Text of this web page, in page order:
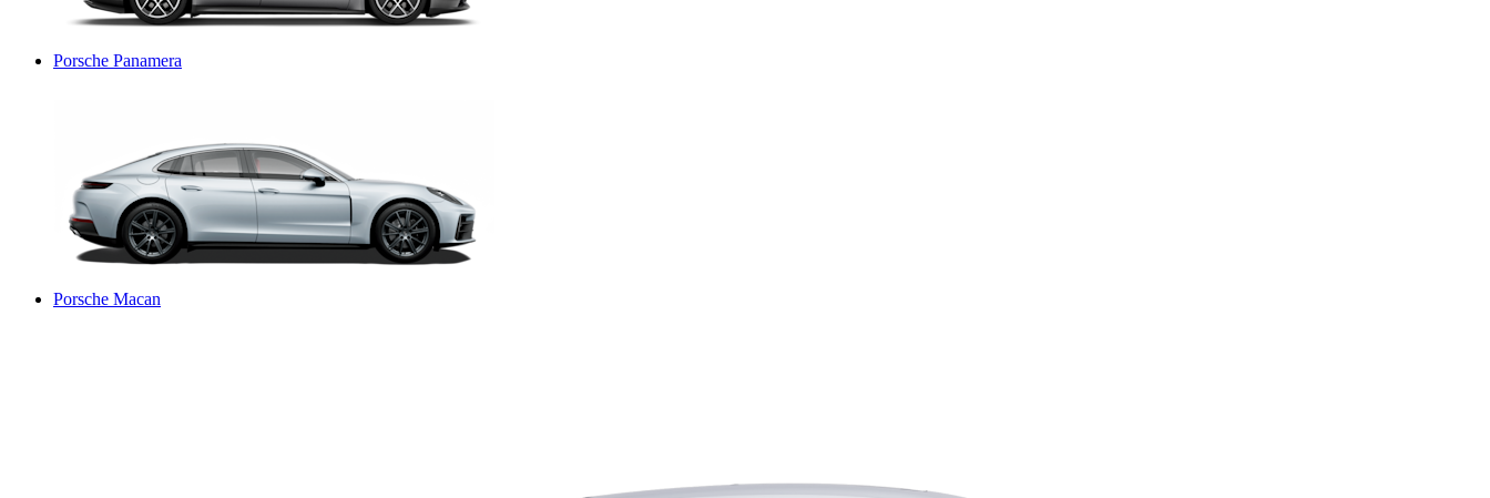
Porsche Panamera
Porsche Macan